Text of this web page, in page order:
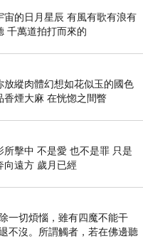
的日月星辰 有風有歌有浪有
千萬道拍打而來的
縱肉體幻想如花似玉的國色
香煙大麻 在恍惚之間瞥
擊中 不是愛 也不是罪 只是
向遠方 歲月已經
一切煩惱，雖有四魔不能干
不沒。所謂觸者，若在佛邊聽